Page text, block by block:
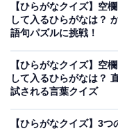
と。そして、道着を
試合を思い浮かべて
次ペー
【ひらがなクイズ】空
して入るひらがなは？
語句パズルに挑戦！
【ひらがなクイズ】空
して入るひらがなは？
試される言葉クイズ
【ひらがなクイズ】3つ